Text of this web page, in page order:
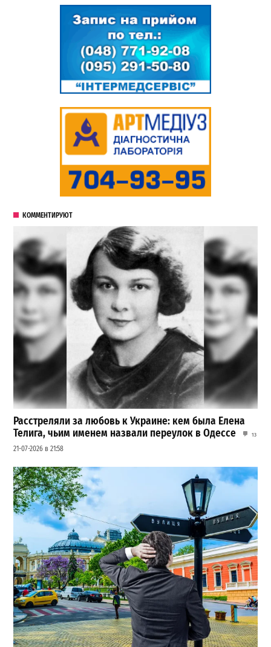
КОММЕНТИРУЮТ
Расстреляли за любовь к Украине: кем была Елена
Телига, чьим именем назвали переулок в Одессе
13
21-07-2026 в 21:58